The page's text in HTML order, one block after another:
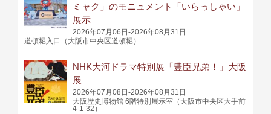
ミャク」のモニュメント「いらっしゃい」
展示
2026年07月06日-2026年08月31日
道頓堀入口（大阪市中央区道頓堀）
NHK大河ドラマ特別展「豊臣兄弟！」大阪
展
2026年07月08日-2026年08月31日
大阪歴史博物館 6階特別展示室（大阪市中央区大手前
4-1-32）